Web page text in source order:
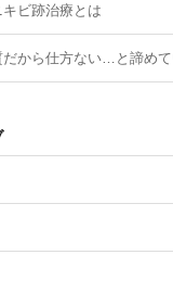
ビ跡治療とは
だから仕方ない…と諦め